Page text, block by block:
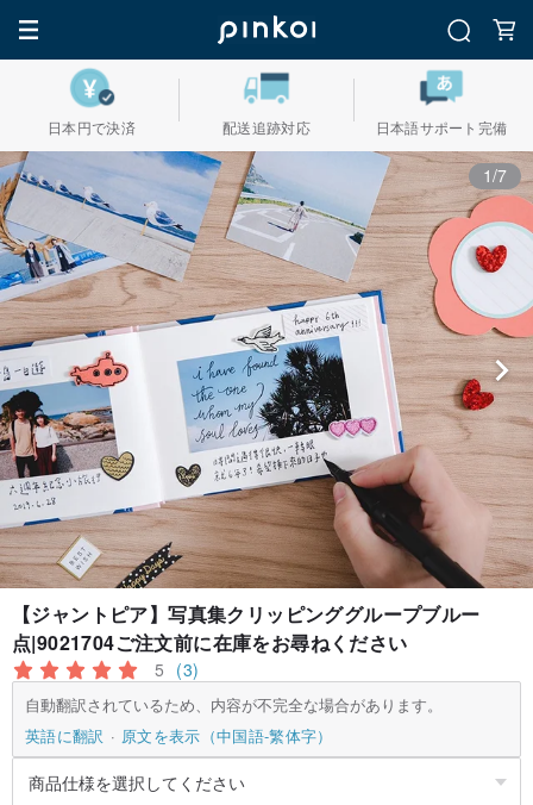
日本円で決済 配送追跡対応 日本語サポート完備
1/7
【ジャントピア】写真集クリッピンググループブルー
点|9021704ご注文前に在庫をお尋ねください
5 (3)
自動翻訳されているため、内容が不完全な場合があります。
英語に翻訳
原文を表示（中国語-繁体字）